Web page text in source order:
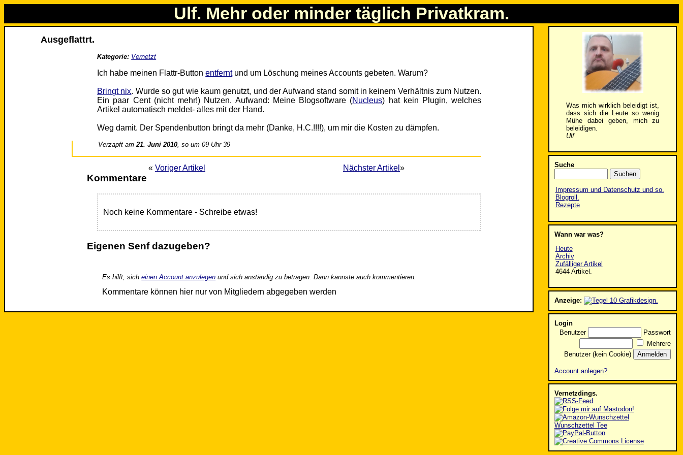
Ulf. Mehr oder minder täglich Privatkram.
Ausgeflattrt.
Kategorie: Vernetzt
Ich habe meinen Flattr-Buttonentferntund um Löschung meines Accounts gebeten. Warum?
Bringt nix. Wurde so gut wie kaum genutzt, und der Aufwand stand somit in keinem Verhältnis zum Nutzen.
Ein paar Cent (nicht mehr!) Nutzen. Aufwand: Meine Blogsoftware (Nucleus) hat kein Plugin, welches
Artikel automatisch meldet- alles mit der Hand.
Weg damit. Der Spendenbutton bringt da mehr (Danke, H.C.!!!!), um mir die Kosten zu dämpfen.
Verzapft am21. Juni 2010, so um 09 Uhr 39
« Voriger Artikel Nächster Artikel »
Kommentare
Noch keine Kommentare - Schreibe etwas!
Eigenen Senf dazugeben?
Es hilft, sicheinen Account anzulegen und sich anständig zu betragen. Dann kannste auch kommentieren.
Kommentare können hier nur von Mitgliedern abgegeben werden
Was mich wirklich beleidigt ist,
dass sich die Leute so wenig
Mühe dabei geben, mich zu
beleidigen.
Ulf
Suche
Impressum und Datenschutz und so.
Blogroll.
Rezepte
Wann war was?
Heute
Archiv
Zufälliger Artikel
4644 Artikel.
Anzeige:
Login
Benutzer
Passwort
Mehrere
Benutzer (kein Cookie)
Account anlegen?
Vernetzdings.
Wunschzettel Tee